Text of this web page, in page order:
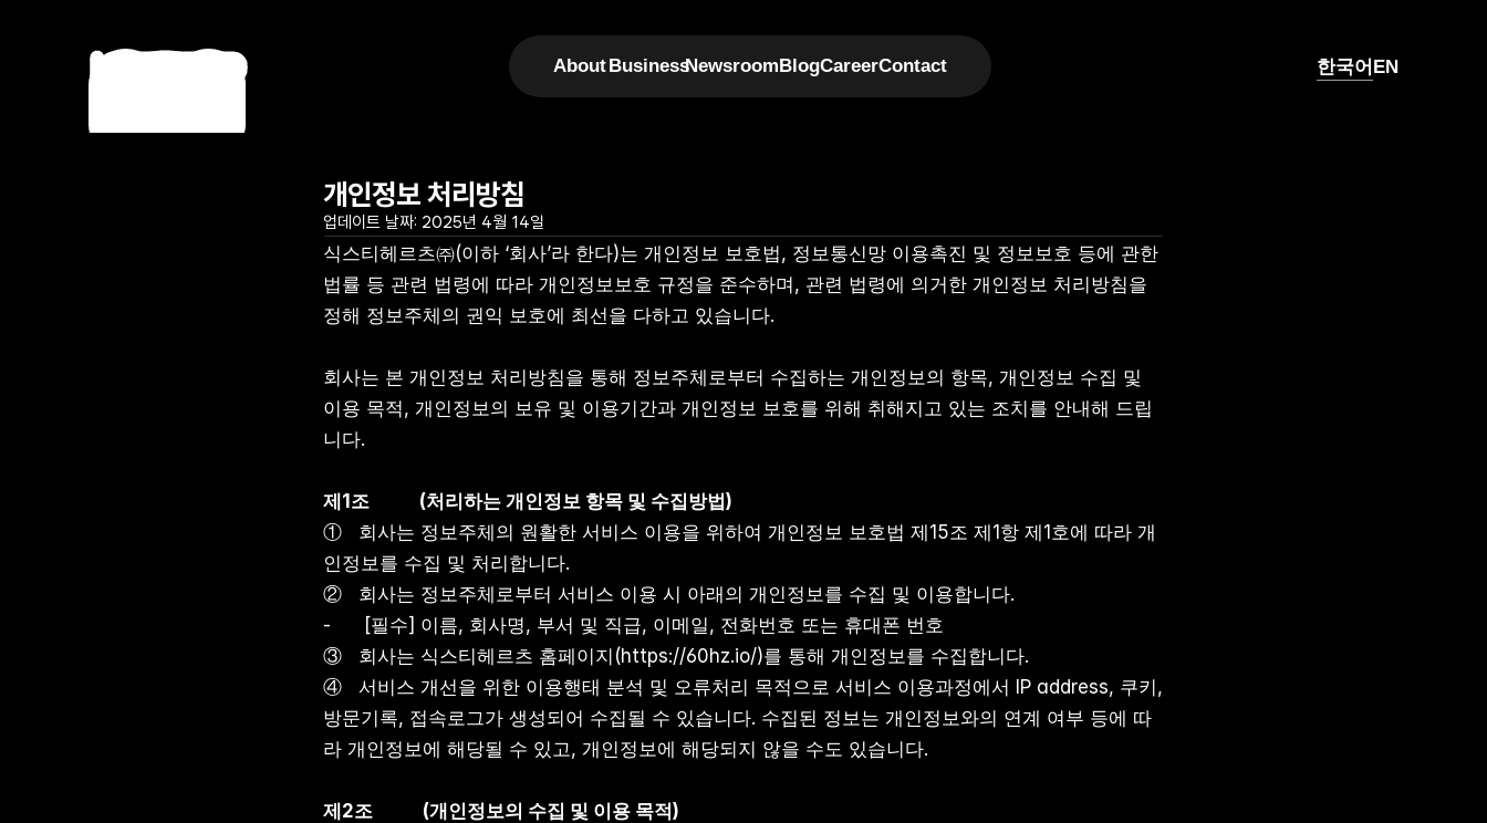
AboutBusinessNewsroomBlogCareerContact 한국어 EN
개인정보 처리방침
업데이트 날짜: 2025년 4월 14일
식스티헤르츠㈜(이하 ‘회사’라 한다)는 개인정보 보호법, 정보통신망 이용촉진 및 정보보호 등에 관한
법률 등 관련 법령에 따라 개인정보보호 규정을 준수하며, 관련 법령에 의거한 개인정보 처리방침을
정해 정보주체의 권익 보호에 최선을 다하고 있습니다.
회사는 본 개인정보 처리방침을 통해 정보주체로부터 수집하는 개인정보의 항목, 개인정보 수집 및
이용 목적, 개인정보의 보유 및 이용기간과 개인정보 보호를 위해 취해지고 있는 조치를 안내해 드립
니다.
제1조
(처리하는 개인정보 항목 및 수집방법)
①   회사는 정보주체의 원활한 서비스 이용을 위하여 개인정보 보호법 제15조 제1항 제1호에 따라 개
인정보를 수집 및 처리합니다.
②   회사는 정보주체로부터 서비스 이용 시 아래의 개인정보를 수집 및 이용합니다.
-      [필수] 이름, 회사명, 부서 및 직급, 이메일, 전화번호 또는 휴대폰 번호
③   회사는 식스티헤르츠 홈페이지(https://60hz.io/)를 통해 개인정보를 수집합니다.
④   서비스 개선을 위한 이용행태 분석 및 오류처리 목적으로 서비스 이용과정에서 IP address, 쿠키,
방문기록, 접속로그가 생성되어 수집될 수 있습니다. 수집된 정보는 개인정보와의 연계 여부 등에 따
라 개인정보에 해당될 수 있고, 개인정보에 해당되지 않을 수도 있습니다.
제2조
(개인정보의 수집 및 이용 목적)